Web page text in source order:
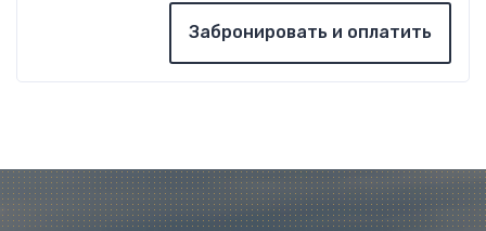
Забронировать и оплатить